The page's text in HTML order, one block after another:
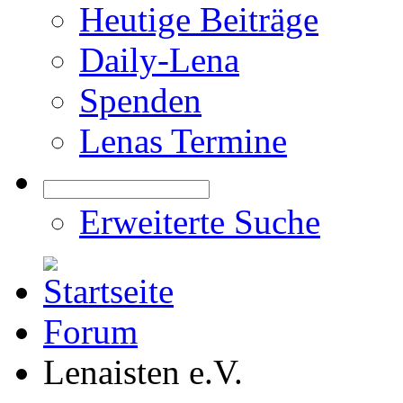
Heutige Beiträge
Daily-Lena
Spenden
Lenas Termine
Erweiterte Suche
Forum
Lenaisten e.V.